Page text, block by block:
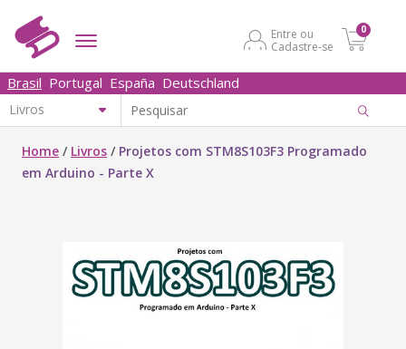
Entre ou
Cadastre-se
0
Brasil Portugal España Deutschland
Home / Livros / Projetos com STM8S103F3 Programado
em Arduino - Parte X